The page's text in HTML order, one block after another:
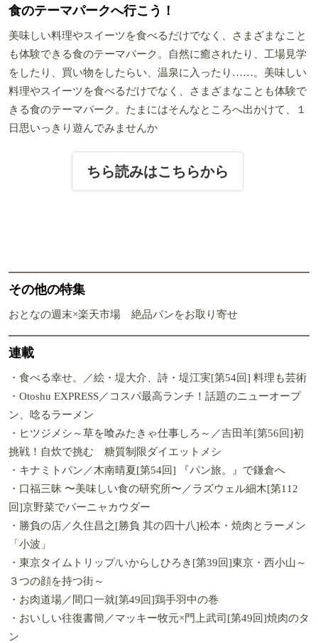
食のテーマパークへ行こう！
美味しい料理やスイーツを食べるだけでなく、さまざまなこと
も体験できる食のテーマパーク。自然に癒されたり、工場見学
をしたり、買い物をしたらい、温泉に入ったり……。美味しい
料理やスイーツを食べるだけでなく、さまざまなことも体験で
きる食のテーマパーク。たまにはそんなところへ出かけて、１
日思いっきり遊んでみませんか
ちら読みはこちらから
その他の特集
おとなの週末×楽天市場 絶品パンをお取り寄せ
連載
・食べる幸せ。／絵・堤大介、詩・堤江実[第54回] 料理も芸術
・Otoshu EXPRESS／コスパ最高ランチ！話題のニューオープ
ン、唸るラーメン
・ヒツジメシ～草を喰みたきゃ仕事しろ～／吉田羊[第56回]初
挑戦！自炊で挑む 糖質制限ダイエットメシ
・キナミトパン／木南晴夏[第54回] 『パン旅。』で鎌倉へ
・口福三昧 〜美味しい食の研究所〜／ラズウェル細木[第112
回]京野菜でバーニャカウダー
・勝負の店／久住昌之[勝負 其の四十八]松本・焼肉とラーメン
「小波」
・東京タイムトリップ/いからしひろき[第39回]東京・西小山～
３つの顔を持つ街～
・お肉道場／間口一就[第49回]鶏手羽中の巻
・おいしい往復書簡／マッキー牧元×門上武司[第49回]焼肉のタ
ン